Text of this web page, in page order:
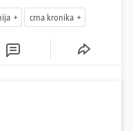
crna kronika